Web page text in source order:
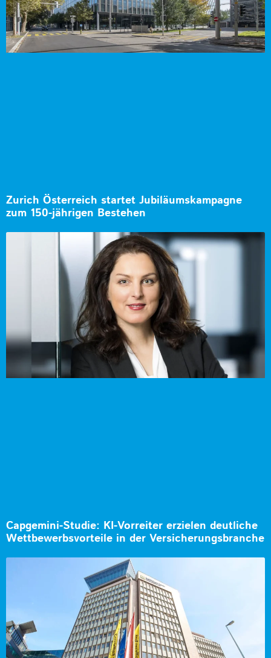
Zurich Österreich startet Jubiläumskampagne
zum 150-jährigen Bestehen
Capgemini-Studie: KI-Vorreiter erzielen deutliche
Wettbewerbsvorteile in der Versicherungsbranche